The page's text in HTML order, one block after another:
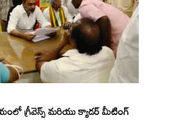
గ్రీవెన్స్ మరియు క్యాడర్ మీటింగ్